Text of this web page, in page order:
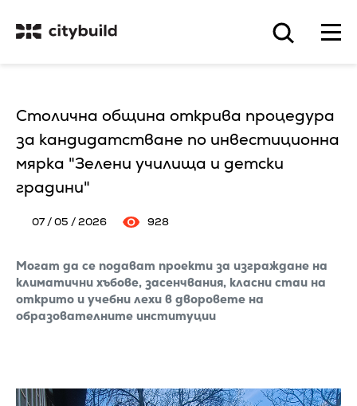
Столична община открива процедура
за кандидатстване по инвестиционна
мярка "Зелени училища и детски
градини"
07 / 05 / 2026 928
Могат да се подават проекти за изграждане на
климатични хъбове, засенчвания, класни стаи на
открито и учебни лехи в дворовете на
образователните институции